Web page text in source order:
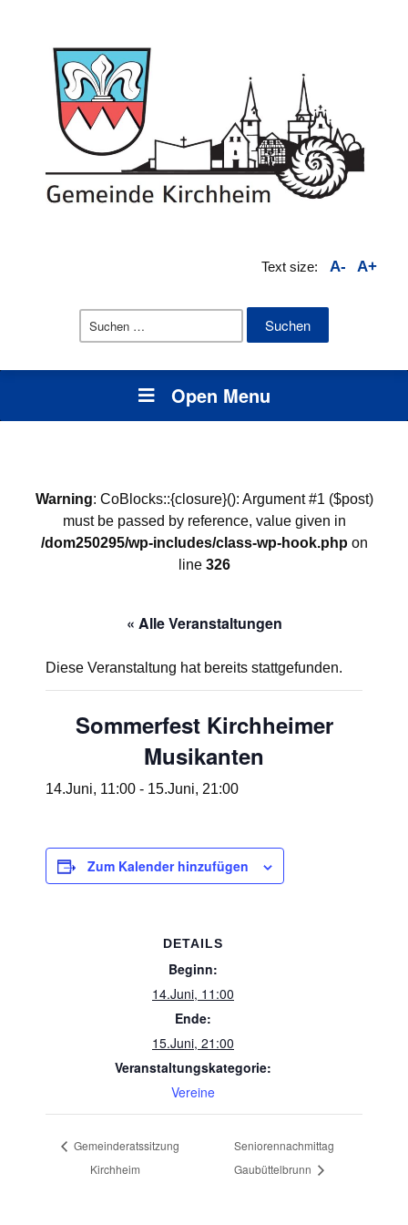
Text size: A- A+
Suchen
Open Menu
Warning: CoBlocks::{closure}(): Argument #1 ($post)
must be passed by reference, value given in
/dom250295/wp-includes/class-wp-hook.php on
line 326
« Alle Veranstaltungen
Diese Veranstaltung hat bereits stattgefunden.
Sommerfest Kirchheimer
Musikanten
14.Juni, 11:00 - 15.Juni, 21:00
Zum Kalender hinzufügen
DETAILS
Beginn:
14.Juni, 11:00
Ende:
15.Juni, 21:00
Veranstaltungskategorie:
Vereine
Gemeinderatssitzung
Kirchheim
Seniorennachmittag
Gaubüttelbrunn